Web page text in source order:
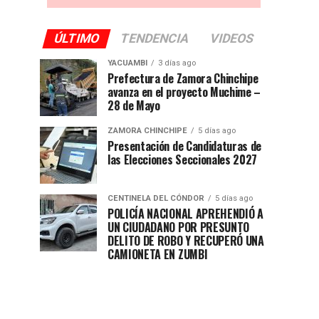
ÚLTIMO TENDENCIA VIDEOS
YACUAMBI 3 días ago
Prefectura de Zamora Chinchipe
avanza en el proyecto Muchime –
28 de Mayo
ZAMORA CHINCHIPE 5 días ago
Presentación de Candidaturas de
las Elecciones Seccionales 2027
CENTINELA DEL CÓNDOR 5 días ago
POLICÍA NACIONAL APREHENDIÓ A
UN CIUDADANO POR PRESUNTO
DELITO DE ROBO Y RECUPERÓ UNA
CAMIONETA EN ZUMBI